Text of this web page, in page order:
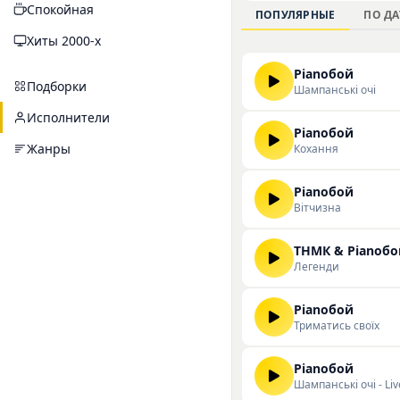
Спокойная
Хиты 2000-х
Подборки
Исполнители
Жанры
произведений на
искренней лирики и
ПОПУЛЯРНЫЕ ПО
Pianoбой
Шампанські очі
Pianoбой
Кохання
Pianoбой
Вітчизна
ТНМК &
Легенди
Pianoбой
Триматись своїх
Pianoбой
Шампанські очі -